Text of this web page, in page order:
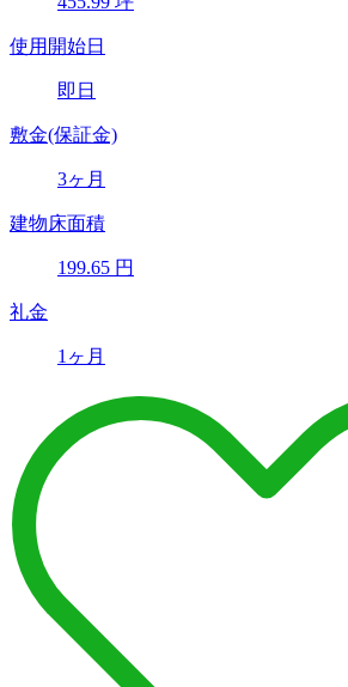
使用開始日
即日
敷金(保証金)
3ヶ月
建物床面積
199.65 円
礼金
1ヶ月